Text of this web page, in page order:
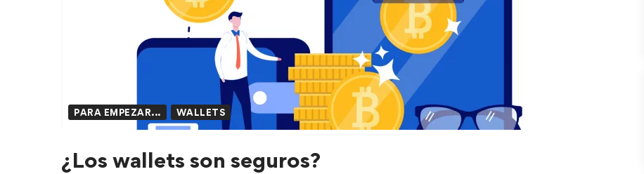
PARA EMPEZAR... WALLETS
¿Los wallets son seguros?